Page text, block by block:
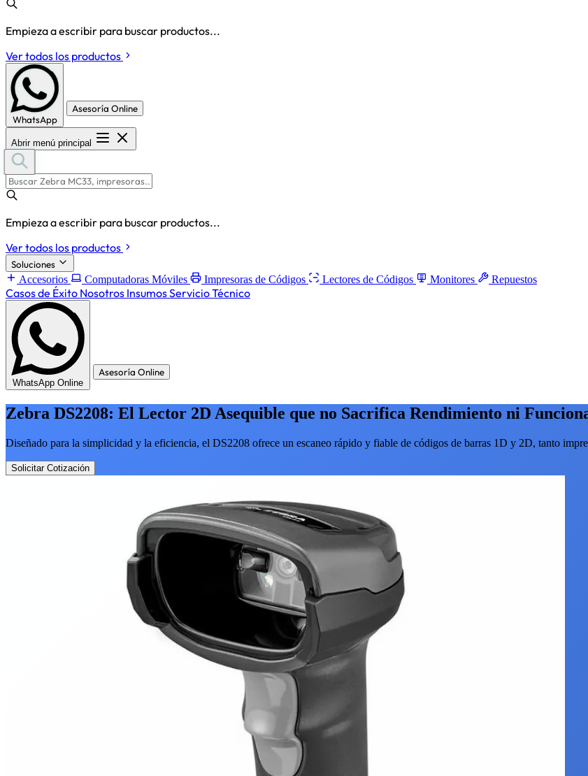
Empieza a escribir para buscar productos...
Ver todos los productos
WhatsApp
Asesoría Online
Abrir menú principal
Empieza a escribir para buscar productos...
Ver todos los productos
Soluciones
Accesorios Computadoras Móviles Impresoras de Códigos Lectores de Códigos Monitores Repuestos
Casos de Éxito Nosotros InsumosServicio Técnico
WhatsApp Online
Asesoría Online
Zebra DS2208: El Lector 2D Asequible que no Sacrifica Rendimiento ni
Diseñado para la simplicidad y la eficiencia, el DS2208 ofrece un escaneo rápido y fiable de códigos de barras 1D y 2D, tanto
Solicitar Cotización